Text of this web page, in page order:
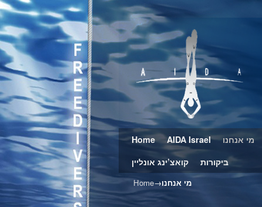
Skip to primary content
Skip to secondary content
Home AIDA Israel מי אנחנו
קואצ’ינג אונליין
ביקורות
Home→מי אנחנו